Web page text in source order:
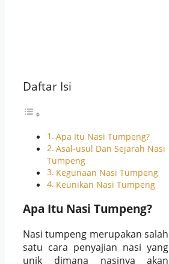
Daftar Isi
Apa Itu Nasi Tumpeng?
Asal-usul Dan Sejarah Nasi
Tumpeng
Kegunaan Nasi Tumpeng
Keunikan Nasi Tumpeng
Apa Itu Nasi Tumpeng?
Nasi tumpeng merupakan salah
satu cara penyajian nasi yang
unik dimana nasinya akan